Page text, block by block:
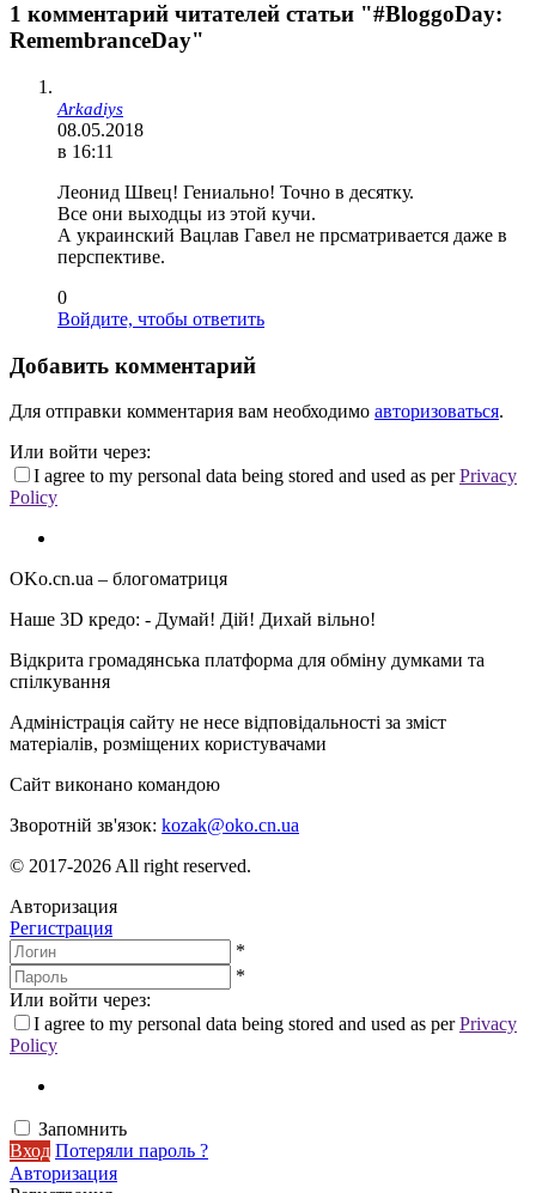
1 комментарий читателей статьи "#BloggoDay:
RemembranceDay"
Arkadiys
08.05.2018
в 16:11
Леонид Швец! Гениально! Точно в десятку.
Все они выходцы из этой кучи.
А украинский Вацлав Гавел не прсматривается даже в
перспективе.
0
Войдите, чтобы ответить
Добавить комментарий
Для отправки комментария вам необходимо авторизоваться.
Или войти через:
I agree to my personal data being stored and used as perPrivacy
Policy
OKo.cn.ua – блогоматриця
Наше 3D кредо: - Думай! Дій! Дихай вільно!
Відкрита громадянська платформа для обміну думками та
спілкування
Адміністрація сайту не несе відповідальності за зміст
матеріалів, розміщених користувачами
Сайт виконано командою
Зворотній зв'язок: kozak@oko.cn.ua
© 2017-2026 All right reserved.
Авторизация
Регистрация
*
*
Или войти через:
I agree to my personal data being stored and used as perPrivacy
Policy
Запомнить
Вход Потеряли пароль ?
Авторизация